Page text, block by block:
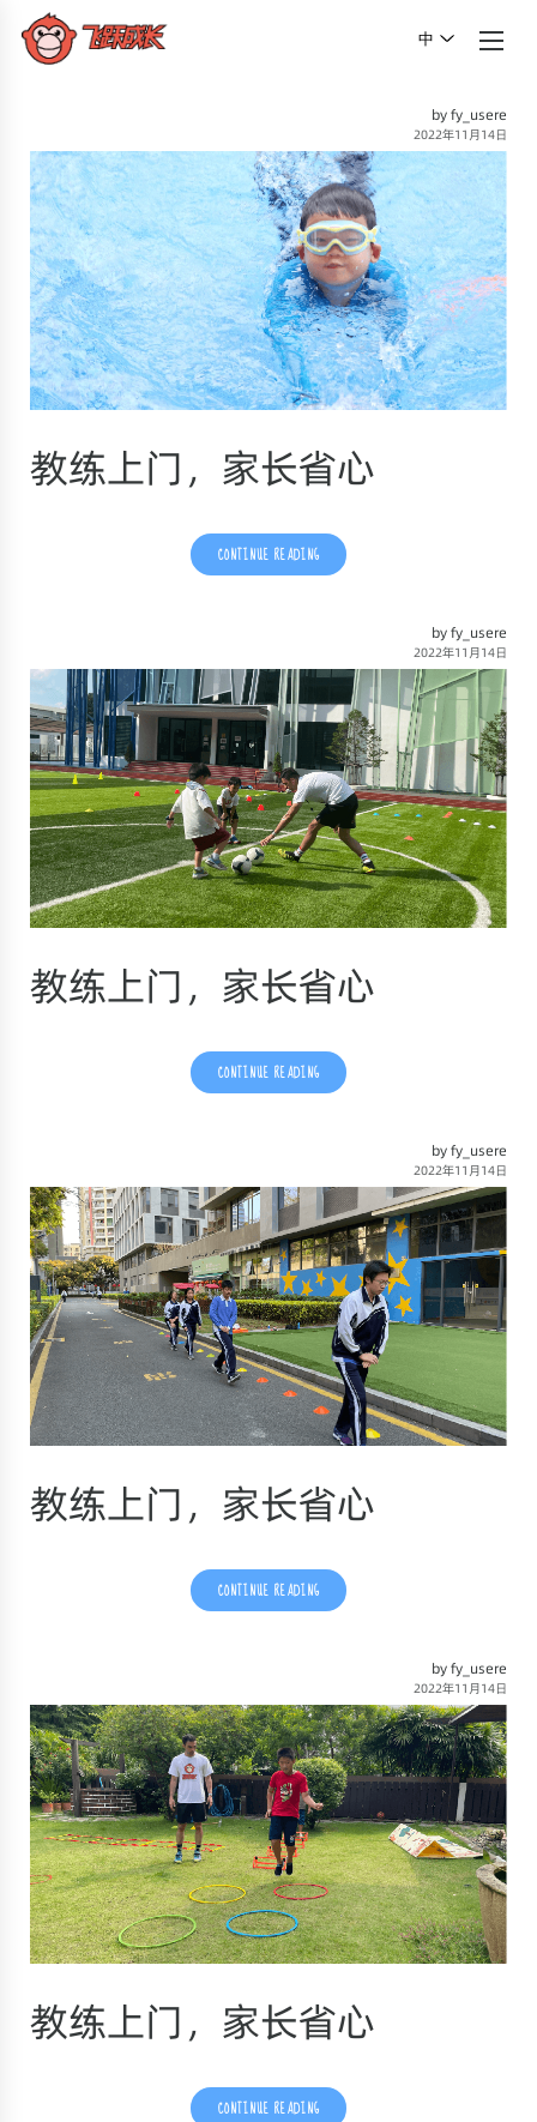
中
by fy_usere
2022年11月14日
教练上门，家长省心
CONTINUE READING
by fy_usere
2022年11月14日
教练上门，家长省心
CONTINUE READING
by fy_usere
2022年11月14日
教练上门，家长省心
CONTINUE READING
by fy_usere
2022年11月14日
教练上门，家长省心
CONTINUE READING